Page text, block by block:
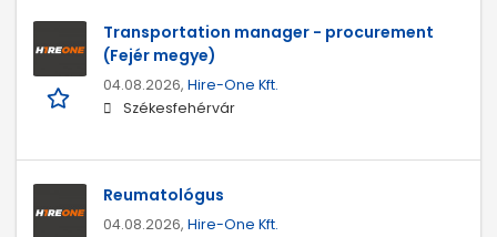
Transportation manager - procurement
(Fejér megye)
04.08.2026, Hire-One Kft.
Székesfehérvár
Reumatológus
04.08.2026, Hire-One Kft.